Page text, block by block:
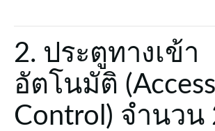
2. ประตูทางเข้า
อัตโนมัติ (Access
Control) จำนวน